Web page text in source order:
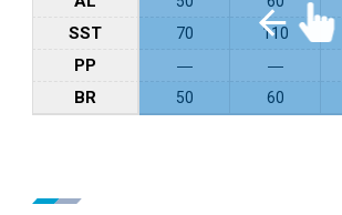
SST 70 110
PP ― ―
BR 50 60